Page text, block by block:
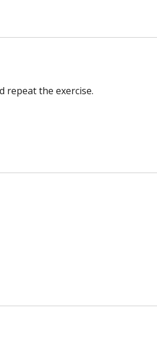
repeat the exercise.